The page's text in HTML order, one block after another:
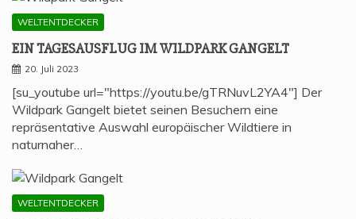
WELTENTDECKER
EIN TAGES­AUS­FLUG IM WILD­PARK GANGELT
20. Juli 2023
[su_youtube url="https://youtu.be/gTRNuvL2YA4"] Der
Wildpark Gangelt bietet seinen Besuchern eine
repräsentative Auswahl europäischer Wildtiere in
naturnaher…
WELTENTDECKER